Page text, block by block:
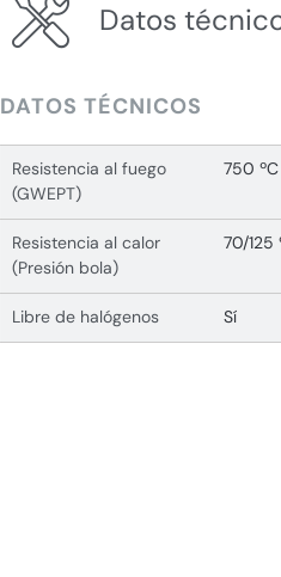
Datos
DATOS TÉCNICOS
Resistencia al fuego
(GWEPT)
750 ºC
Resistencia al calor
(Presión bola)
70/125
Libre de halógenos Sí